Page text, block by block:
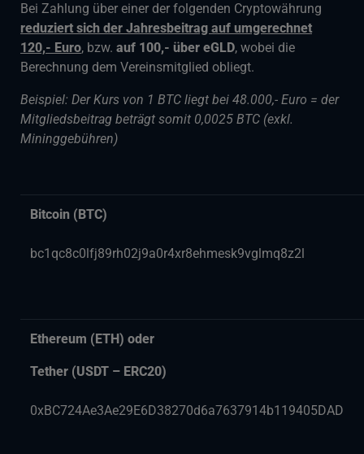
Bei Zahlung über einer der folgenden Cryptowährung
reduziert sich der Jahresbeitrag auf umgerechnet
120,- Euro, bzw. auf 100,- über eGLD, wobei die
Berechnung dem Vereinsmitglied obliegt.
Beispiel: Der Kurs von 1 BTC liegt bei 48.000,- Euro = der
Mitgliedsbeitrag beträgt somit 0,0025 BTC (exkl.
Mininggebühren)
Bitcoin (BTC)
bc1qc8c0lfj89rh02j9a0r4xr8ehmesk9vglmq8z2l
Ethereum (ETH) oder
Tether (USDT – ERC20)
0xBC724Ae3Ae29E6D38270d6a7637914b119405DAD